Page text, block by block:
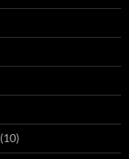
(10)